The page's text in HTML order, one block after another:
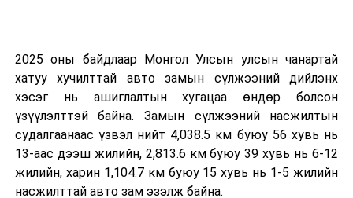
бүрэн хориглосон. Уг хуулийг хэрэгжүүлэхээр бэлтгэл
ажлыг хангаж байгааг албаныхан онцоллоо.
УНШСАН: 857
ДАРААХ МЭДЭЭ
2025 оны байдлаар Монгол Улсын улсын чанартай
хатуу хучилттай авто замын сүлжээний дийлэнх
хэсэг нь ашиглалтын хугацаа өндөр болсон
үзүүлэлттэй байна. Замын сүлжээний насжилтын
судалгаанаас үзвэл нийт 4,038.5 км буюу 56 хувь нь
13-аас дээш жилийн, 2,813.6 км буюу 39 хувь нь 6-12
жилийн, харин 1,104.7 км буюу 15 хувь нь 1-5 жилийн
насжилттай авто зам эзэлж байна.